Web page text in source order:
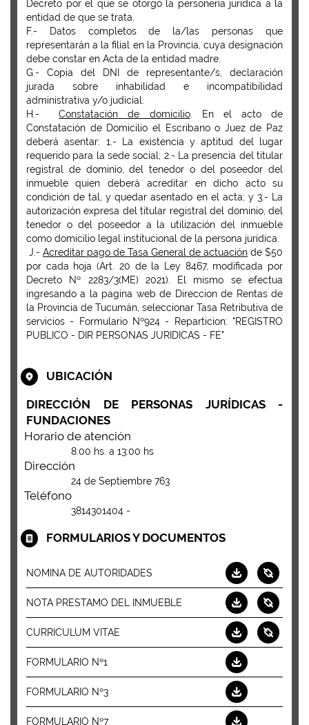
Decreto por el que se otorgó la personería jurídica a la
entidad de que se trata.
F.- Datos completos de la/las personas que
representarán a la filial en la Provincia, cuya designación
debe constar en Acta de la entidad madre.
G.- Copia del DNI de representante/s, declaración
jurada sobre inhabilidad e incompatibilidad
administrativa y/o judicial.
H.-Constatación de domicilio. En el acto de
Constatación de Domicilio el Escribano o Juez de Paz
deberá asentar: 1.- La existencia y aptitud del lugar
requerido para la sede social; 2.- La presencia del titular
registral de dominio, del tenedor o del poseedor del
inmueble quien deberá acreditar en dicho acto su
condición de tal, y quedar asentado en el acta; y 3.- La
autorización expresa del titular registral del dominio, del
tenedor o del poseedor a la utilización del inmueble
como domicilio legal institucional de la persona jurídica.
J.- Acreditar pago de Tasa General de actuación de $50
por cada hoja (Art. 20 de la Ley 8467, modificada por
Decreto Nº 2283/3(ME) 2021). El mismo se efectua
ingresando a la pagina web de Direccion de Rentas de
la Provincia de Tucumán, seleccionar Tasa Retributiva de
servicios - Formulario Nº924 - Reparticion: "REGISTRO
PUBLICO - DIR PERSONAS JURIDICAS - FE"
UBICACIÓN
DIRECCIÓN DE PERSONAS JURÍDICAS -
FUNDACIONES
Horario de atención
8:00 hs. a 13:00 hs
Dirección
24 de Septiembre 763
Teléfono
3814301404 -
FORMULARIOS Y DOCUMENTOS
NOMINA DE AUTORIDADES
NOTA PRESTAMO DEL INMUEBLE
CURRICULUM VITAE
FORMULARIO Nº1
FORMULARIO Nº3
FORMULARIO Nº7